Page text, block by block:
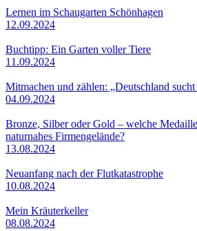
Lernen im Schaugarten Schönhagen
12.09.2024
Buchtipp: Ein Garten voller Tiere
11.09.2024
Mitmachen und zählen: „Deutschland
04.09.2024
Bronze, Silber oder Gold – welche
naturnahes Firmengelände?
13.08.2024
Neuanfang nach der Flutkatastrophe
10.08.2024
Mein Kräuterkeller
08.08.2024